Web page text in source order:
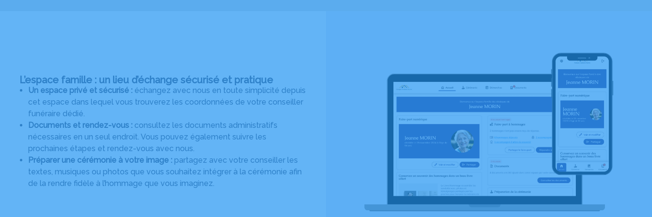
L’espace famille : un lieu d’échange sécurisé et pratique
Un espace privé et sécurisé : échangez avec nous en toute simplicité depuis
cet espace dans lequel vous trouverez les coordonnées de votre conseiller
funéraire dédié.
Documents et rendez-vous : consultez les documents administratifs
nécessaires en un seul endroit. Vous pouvez également suivre les
prochaines étapes et rendez-vous avec nous.
Préparer une cérémonie à votre image : partagez avec votre conseiller les
textes, musiques ou photos que vous souhaitez intégrer à la cérémonie afin
de la rendre fidèle à l’hommage que vous imaginez.